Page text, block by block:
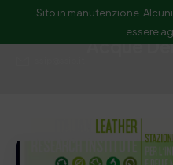
Sito in manutenzione.
essere
Acque